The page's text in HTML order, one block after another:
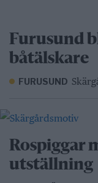
Furusund
båtälskare
FURUSUND
Rospiggar
utställning